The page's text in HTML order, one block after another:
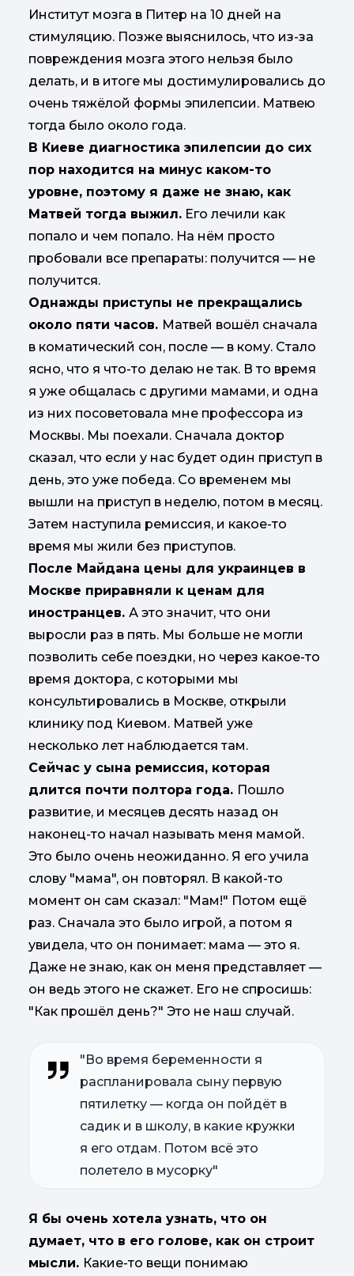
Институт мозга в Питер на 10 дней на
стимуляцию. Позже выяснилось, что из-за
повреждения мозга этого нельзя было
делать, и в итоге мы достимулировались до
очень тяжёлой формы эпилепсии. Матвею
тогда было около года.
В Киеве диагностика эпилепсии до сих
пор находится на минус каком-то
уровне, поэтому я даже не знаю, как
Матвей тогда выжил. Его лечили как
попало и чем попало. На нём просто
пробовали все препараты: получится — не
получится.
Однажды приступы не прекращались
около пяти часов. Матвей вошёл сначала
в коматический сон, после — в кому. Стало
ясно, что я что-то делаю не так. В то время
я уже общалась с другими мамами, и одна
из них посоветовала мне профессора из
Москвы. Мы поехали. Сначала доктор
сказал, что если у нас будет один приступ в
день, это уже победа. Со временем мы
вышли на приступ в неделю, потом в месяц.
Затем наступила ремиссия, и какое-то
время мы жили без приступов.
После Майдана цены для украинцев в
Москве приравняли к ценам для
иностранцев. А это значит, что они
выросли раз в пять. Мы больше не могли
позволить себе поездки, но через какое-то
время доктора, с которыми мы
консультировались в Москве, открыли
клинику под Киевом. Матвей уже
несколько лет наблюдается там.
Сейчас у сына ремиссия, которая
длится почти полтора года. Пошло
развитие, и месяцев десять назад он
наконец-то начал называть меня мамой.
Это было очень неожиданно. Я его учила
слову "мама", он повторял. В какой-то
момент он сам сказал: "Мам!" Потом ещё
раз. Сначала это было игрой, а потом я
увидела, что он понимает: мама — это я.
Даже не знаю, как он меня представляет —
он ведь этого не скажет. Его не спросишь:
"Как прошёл день?" Это не наш случай.
"Во время беременности я
распланировала сыну первую
пятилетку — когда он пойдёт в
садик и в школу, в какие кружки
я его отдам. Потом всё это
полетело в мусорку"
Я бы очень хотела узнать, что он
думает, что в его голове, как он строит
мысли. Какие-то вещи понимаю